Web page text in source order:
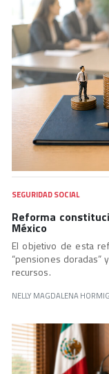
SEGURIDAD SOCIAL
Reforma
México
El objetivo de esta
“pensiones doradas”
recursos.
NELLY MAGDALENA